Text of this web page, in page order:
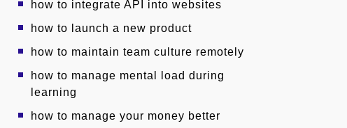
how to integrate API into websites
how to launch a new product
how to maintain team culture remotely
how to manage mental load during
learning
how to manage your money better